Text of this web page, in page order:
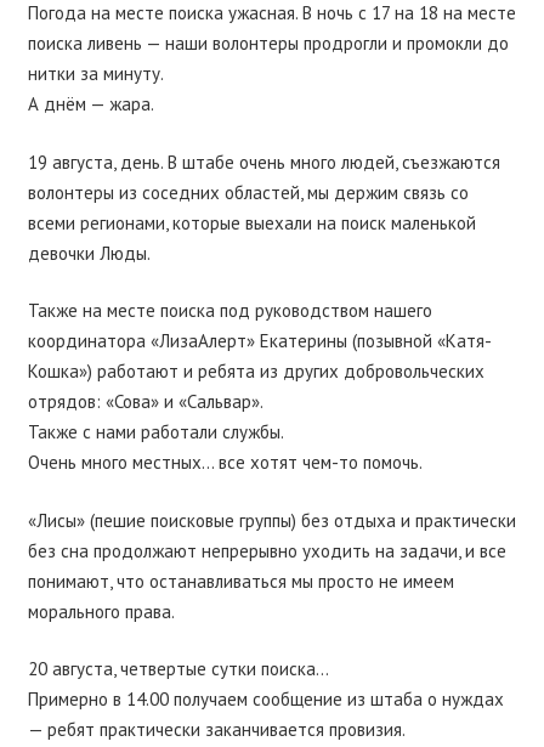
Погода на месте поиска ужасная. В ночь с 17 на 18 на месте
поиска ливень — наши волонтеры продрогли и промокли до
нитки за минуту.
А днём — жара.
19 августа, день. В штабе очень много людей, съезжаются
волонтеры из соседних областей, мы держим связь со
всеми регионами, которые выехали на поиск маленькой
девочки Люды.
Также на месте поиска под руководством нашего
координатора «ЛизаАлерт» Екатерины (позывной «Катя-
Кошка») работают и ребята из других добровольческих
отрядов: «Сова» и «Сальвар».
Также с нами работали службы.
Очень много местных… все хотят чем-то помочь.
«Лисы» (пешие поисковые группы) без отдыха и практически
без сна продолжают непрерывно уходить на задачи, и все
понимают, что останавливаться мы просто не имеем
морального права.
20 августа, четвертые сутки поиска…
Примерно в 14.00 получаем сообщение из штаба о нуждах
— ребят практически заканчивается провизия.